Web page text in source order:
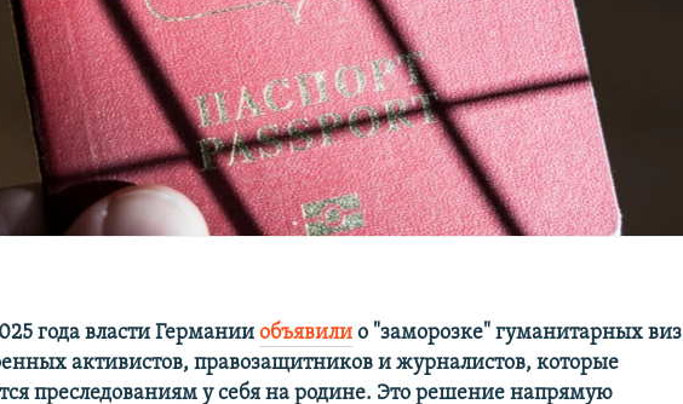
года власти Германииобъявили о "заморозке" гуманитарных виз
активистов, правозащитников и журналистов, которые
преследованиям у себя на родине. Это решение напрямую